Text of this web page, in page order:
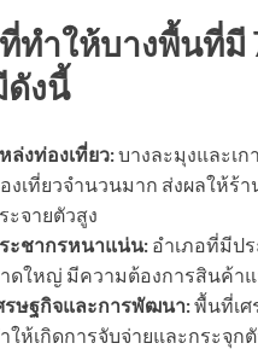
ทำให้บางพื้นที่มี
ดังนี้
ล่งท่องเที่ยว:บางละมุงและเ
งเที่ยวจำนวนมาก ส่งผลให้ร้
ะจายตัวสูง
ะชากรหนาแน่น: อำเภอที่มีป
ดใหญ่ มีความต้องการสินค้า
รษฐกิจและการพัฒนา:พื้นที่เศ
ให้เกิดการจับจ่ายและกระจุก